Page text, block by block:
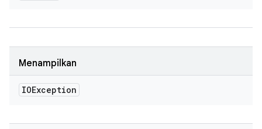
Menampilkan
IOException